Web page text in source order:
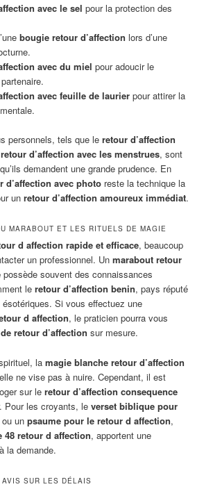
avec le sel pour la protection des
bougie retour d’affection lors d’une
avec du miel pour adoucir le
avec feuille de laurierpour attirer la
personnels, tels que leretour d’affection
retour d’affection avec les menstrues, sont
demandent une grande prudence. En
d’affection avec photo reste la technique la
unretour d’affection amoureux immédiat.
MARABOUT ET LES RITUELS DE MAGIE
d affection rapide et efficace, beaucoup
un professionnel. Unmarabout retour
possède souvent des connaissances
leretour d’affection benin, pays réputé
Si vous effectuez une
d affection, le praticien pourra vous
retour d’affection sur mesure.
lamagie blanche retour d’affection
ne vise pas à nuire. Cependant, il est
sur leretour d’affection consequence
Pour les croyants, leverset biblique pour
ou unpsaume pour le retour d affection,
48 retour d affection, apportent une
la demande.
SUR LES DÉLAIS